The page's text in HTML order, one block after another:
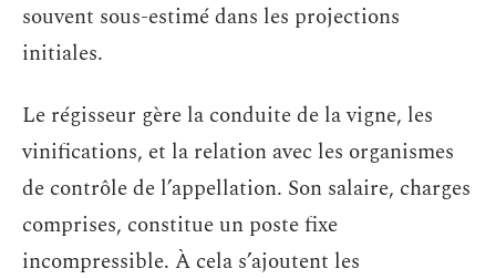
souvent sous-estimé dans les projections
initiales.
Le régisseur gère la conduite de la vigne, les
vinifications, et la relation avec les organismes
de contrôle de l’appellation. Son salaire, charges
comprises, constitue un poste fixe
incompressible. À cela s’ajoutent les